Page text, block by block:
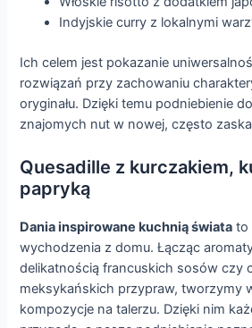
Indyjskie curry z lokalnymi
Ich celem jest pokazanie
rozwiązań przy zachowaniu
oryginału. Dzięki temu podniebienie
znajomych nut w nowej, często
Quesadille z kurczakiem,
papryką
Dania inspirowane kuchnią świata to
wychodzenia z domu. Łącząc
delikatnością francuskich sosów czy
meksykańskich przypraw, tworzymy
kompozycje na talerzu. Dzięki nim